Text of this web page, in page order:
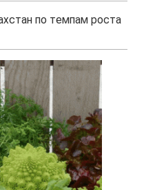
по темпам роста